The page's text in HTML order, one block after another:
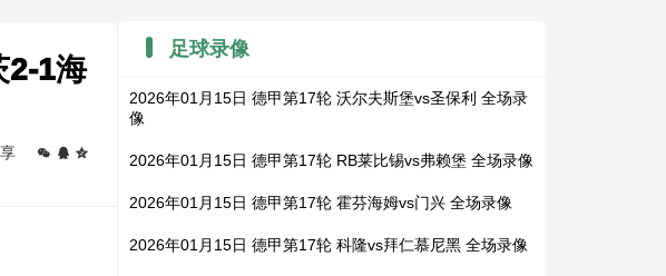
2-1海
足球录像
2026年01月15日 德甲第17轮 沃尔夫斯堡vs圣保利 全场录
像
2026年01月15日 德甲第17轮 RB莱比锡vs弗赖堡 全场录像
2026年01月15日 德甲第17轮 霍芬海姆vs门兴 全场录像
2026年01月15日 德甲第17轮 科隆vs拜仁慕尼黑 全场录像